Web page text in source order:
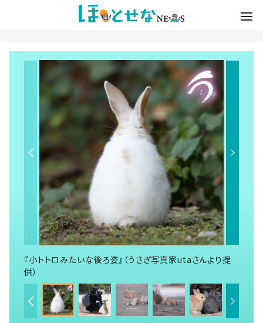
『小トトロみたいな後ろ姿』（うさぎ写真家utaさんより提
供）